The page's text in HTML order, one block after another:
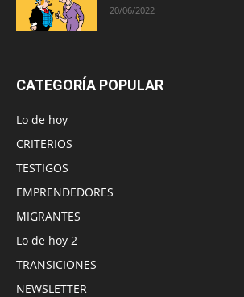
20/06/2022
CATEGORÍA POPULAR
Lo de hoy
CRITERIOS
TESTIGOS
EMPRENDEDORES
MIGRANTES
Lo de hoy 2
TRANSICIONES
NEWSLETTER